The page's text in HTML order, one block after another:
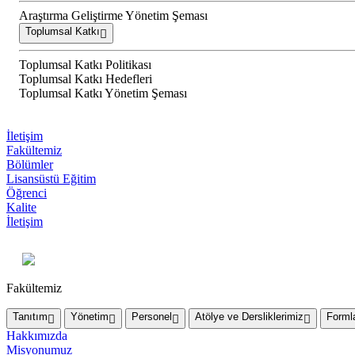
Araştırma Geliştirme Yönetim Şeması
Toplumsal Katkı
Toplumsal Katkı Politikası
Toplumsal Katkı Hedefleri
Toplumsal Katkı Yönetim Şeması
İletişim
Fakültemiz
Bölümler
Lisansüstü Eğitim
Öğrenci
Kalite
İletişim
Fakültemiz
Tanıtım Yönetim Personel Atölye ve Dersliklerimiz
Hakkımızda
Misyonumuz